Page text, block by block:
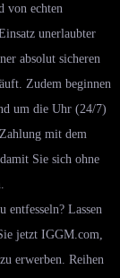
von echten
unerlaubter
absolut sicheren
Zudem beginnen
um die Uhr (24/7)
mit dem
Sie sich ohne
entfesseln? Lassen
jetzt IGGM.com,
erwerben. Reihen